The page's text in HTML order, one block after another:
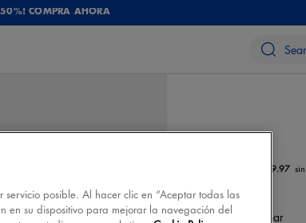
COMPRA AHORA
N/D
€ 19.97
colorseleccionar
posible. Al hacer clic en “Aceptar todas las
en su dispositivo para mejorar la navegación del